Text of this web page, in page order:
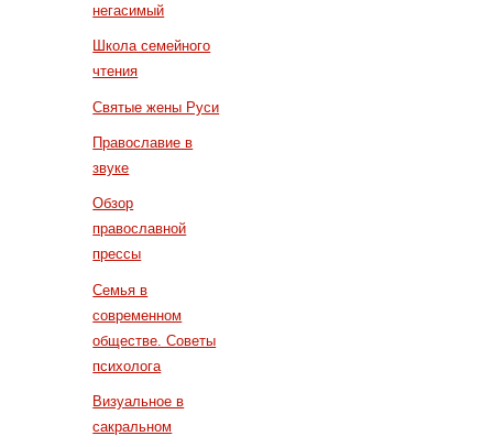
негасимый
Школа семейного
чтения
Святые жены Руси
Православие в
звуке
Обзор
православной
прессы
Семья в
современном
обществе. Советы
психолога
Визуальное в
сакральном